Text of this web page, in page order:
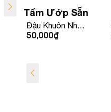
Tẩm Ướp Sẵn
Đậu Khuôn Nhồi
Thịt
50,000₫